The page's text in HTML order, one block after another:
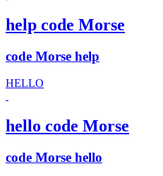
help code Morse
code Morse help
HELLO
hello code Morse
code Morse hello